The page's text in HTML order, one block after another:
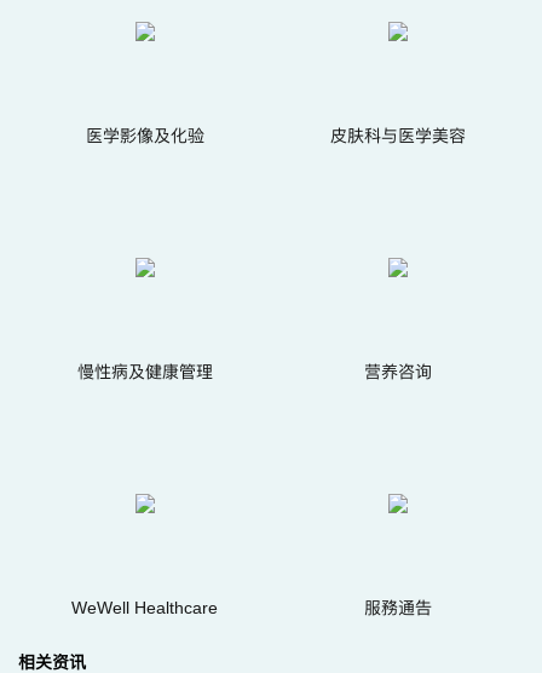
医学影像及化验 皮肤科与医学美容
慢性病及健康管理 营养咨询
WeWell Healthcare 服務通告
相关资讯